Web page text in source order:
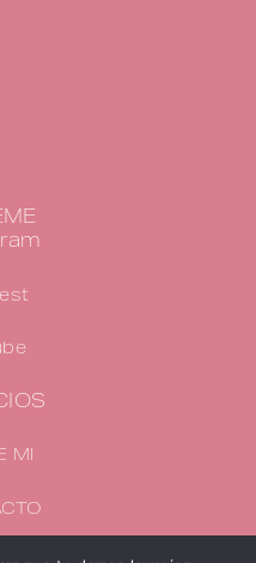
MI